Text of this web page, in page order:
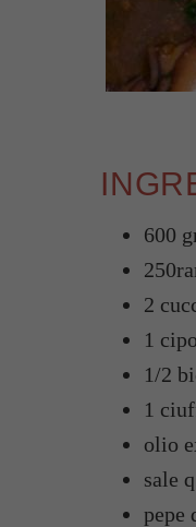
600
2
1
1/2
1
olio
sale
pepe